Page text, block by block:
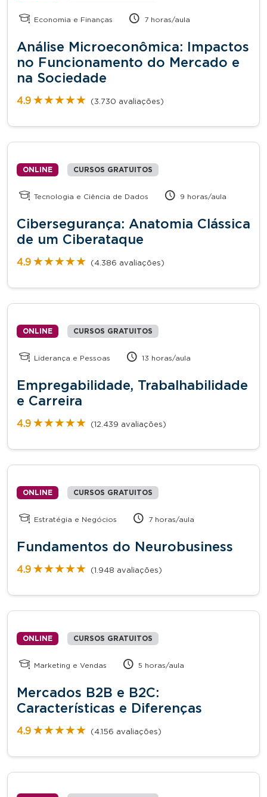
Economia e Finanças 7 horas/aula
Análise Microeconômica: Impactos
no Funcionamento do Mercado e
na Sociedade
4.9 ★★★★★
★★★★★ (3.730 avaliações)
ONLINE CURSOS GRATUITOS
Tecnologia e Ciência de Dados 9 horas/aula
Cibersegurança: Anatomia Clássica
de um Ciberataque
4.9 ★★★★★
★★★★★ (4.386 avaliações)
ONLINE CURSOS GRATUITOS
Liderança e Pessoas 13 horas/aula
Empregabilidade, Trabalhabilidade
e Carreira
4.9 ★★★★★
★★★★★ (12.439 avaliações)
ONLINE CURSOS GRATUITOS
Estratégia e Negócios 7 horas/aula
Fundamentos do Neurobusiness
4.9 ★★★★★
★★★★★ (1.948 avaliações)
ONLINE CURSOS GRATUITOS
Marketing e Vendas 5 horas/aula
Mercados B2B e B2C:
Características e Diferenças
4.9 ★★★★★
★★★★★ (4.156 avaliações)